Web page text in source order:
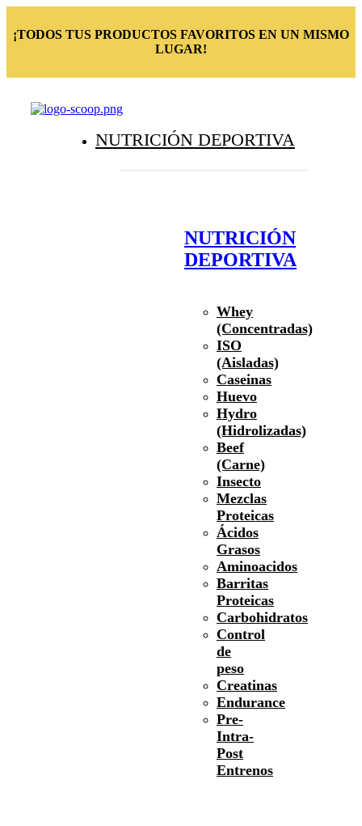
¡TODOS TUS PRODUCTOS FAVORITOS EN UN MISMO
LUGAR!
NUTRICIÓN DEPORTIVA
NUTRICIÓN
DEPORTIVA
Whey
(Concentradas)
ISO
(Aisladas)
Caseinas
Huevo
Hydro
(Hidrolizadas)
Beef
(Carne)
Insecto
Mezclas
Proteicas
Ácidos
Grasos
Aminoacidos
Barritas
Proteicas
Carbohidratos
Control
de
peso
Creatinas
Endurance
Pre-
Intra-
Post
Entrenos